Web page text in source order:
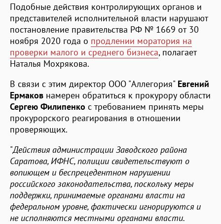
Подобные действия контролирующих органов и
представителей исполнительной власти нарушают
постановление правительства РФ № 1669 от 30
ноября 2020 года о продлении моратория на
проверки малого и среднего бизнеса, полагает
Наталья Мохрякова.
В связи с этим директор ООО "Аллегория" Евгений
Ермаков намерен обратиться к прокурору области
Сергею Филипенко с требованием принять меры
прокурорского реагирования в отношении
проверяющих.
"Действия администрации Заводского района
Саратова, ИФНС, полиции свидетельствуют о
вопиющем и беспрецедентном нарушении
российского законодательства, поскольку меры
поддержки, принимаемые органами власти на
федеральном уровне, фактически игнорируются и
не исполняются местными органами власти.